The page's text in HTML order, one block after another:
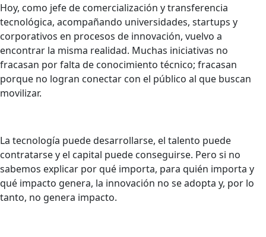
Hoy, como jefe de comercialización y transferencia
tecnológica, acompañando universidades, startups y
corporativos en procesos de innovación, vuelvo a
encontrar la misma realidad. Muchas iniciativas no
fracasan por falta de conocimiento técnico; fracasan
porque no logran conectar con el público al que buscan
movilizar.
La tecnología puede desarrollarse, el talento puede
contratarse y el capital puede conseguirse. Pero si no
sabemos explicar por qué importa, para quién importa y
qué impacto genera, la innovación no se adopta y, por lo
tanto, no genera impacto.